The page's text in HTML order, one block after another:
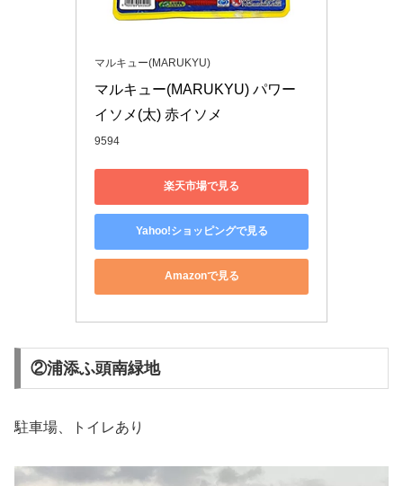
マルキュー(MARUKYU)
マルキュー(MARUKYU) パワー
イソメ(太) 赤イソメ
9594
楽天市場で見る
Yahoo!ショッピングで見る
Amazonで見る
②浦添ふ頭南緑地
駐車場、トイレあり